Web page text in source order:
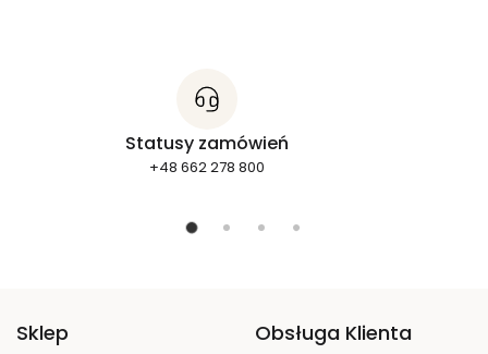
Statusy zamówień
+48 662 278 800
Sklep Obsługa Klienta